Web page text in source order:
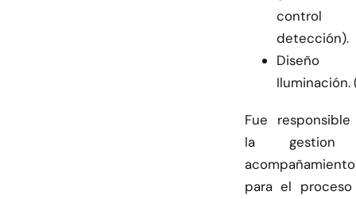
detección).
Diseño
Iluminación.
Fue
la
acompañamiento
para el